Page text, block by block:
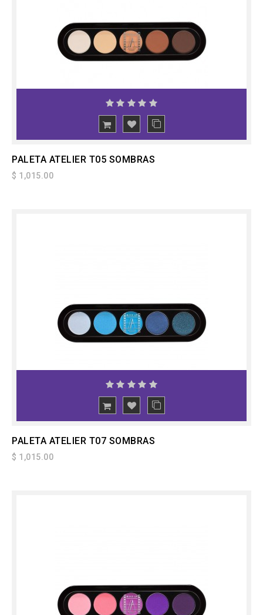
PALETA ATELIER T05 SOMBRAS
$ 1,015.00
PALETA ATELIER T07 SOMBRAS
$ 1,015.00